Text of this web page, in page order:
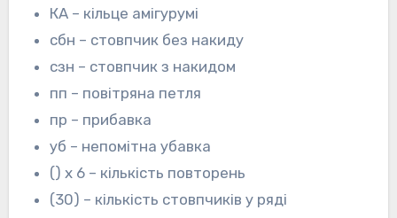
КА – кільце амігурумі
сбн – стовпчик без накиду
сзн – стовпчик з накидом
пп – повітряна петля
пр – прибавка
уб – непомітна убавка
() х 6 – кількість повторень
(30) – кількість стовпчиків у ряді